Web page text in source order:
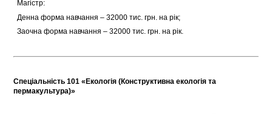
 Магістр:
 Денна форма навчання – 32000 тис. грн. на рік;
 Заочна форма навчання – 32000 тис. грн. на рік.
Спеціальність 101 «Екологія (Конструктивна екологія та
пермакультура)»